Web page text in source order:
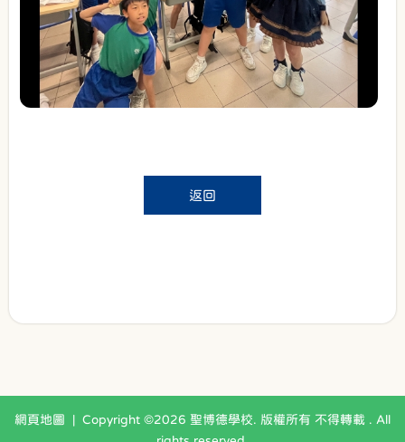
返回
網頁地圖 | Copyright ©2026 聖博德學校. 版權所有 不得轉載 . All